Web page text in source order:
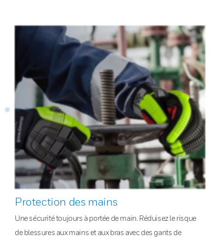
Protection des mains
Une sécurité toujours à portée de main. Réduisez le risque
de blessures aux mains et aux bras avec des gants de